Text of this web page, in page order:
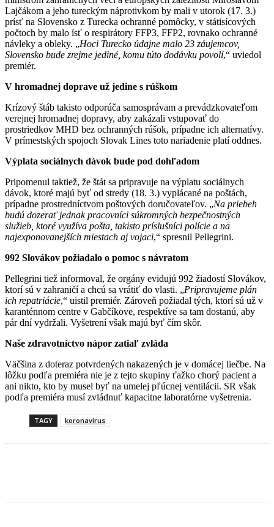
Lajčákom a jeho tureckým náprotivkom by mali v utorok (17. 3.)
prísť na Slovensko z Turecka ochranné pomôcky, v státisícových
počtoch by malo ísť o respirátory FFP3, FFP2, rovnako ochranné
návleky a obleky. „Hoci Turecko údajne malo 23 záujemcov,
Slovensko bude zrejme jediné, komu túto dodávku povolí,“ uviedol
premiér.
V hromadnej doprave už jedine s rúškom
Krízový štáb takisto odporúča samosprávam a prevádzkovateľom
verejnej hromadnej dopravy, aby zakázali vstupovať do
prostriedkov MHD bez ochranných rúšok, prípadne ich alternatívy.
V prímestských spojoch Slovak Lines toto nariadenie platí oddnes.
Výplata sociálnych dávok bude pod dohľadom
Pripomenul taktiež, že štát sa pripravuje na výplatu sociálnych
dávok, ktoré majú byť od stredy (18. 3.) vyplácané na poštách,
prípadne prostredníctvom poštových doručovateľov. „Na priebeh
budú dozerať jednak pracovníci súkromných bezpečnostných
služieb, ktoré využíva pošta, takisto príslušníci polície a na
najexponovanejších miestach aj vojaci,“ spresnil Pellegrini.
992 Slovákov požiadalo o pomoc s návratom
Pellegrini tiež informoval, že orgány evidujú 992 žiadostí Slovákov,
ktorí sú v zahraničí a chcú sa vrátiť do vlasti. „Pripravujeme plán
ich repatriácie,“ uistil premiér. Zároveň požiadal tých, ktorí sú už v
karanténnom centre v Gabčíkove, respektíve sa tam dostanú, aby
pár dní vydržali. Vyšetrení však majú byť čím skôr.
Naše zdravotníctvo nápor zatiaľ zvláda
Väčšina z doteraz potvrdených nakazených je v domácej liečbe. Na
lôžku podľa premiéra nie je z tejto skupiny ťažko chorý pacient a
ani nikto, kto by musel byť na umelej pľúcnej ventilácii. SR však
podľa premiéra musí zvládnuť kapacitne laboratórne vyšetrenia.
TAGY koronavírus